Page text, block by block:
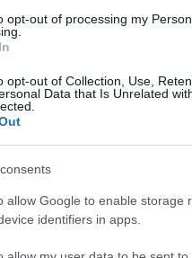
opt-out of processing my
opt-out of Collection, Use,
Data that Is Unrelated
allow Google to enable storage
identifiers in apps.
a nagyszínpadon.